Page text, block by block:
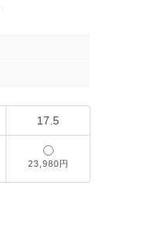
17.5
23,980円